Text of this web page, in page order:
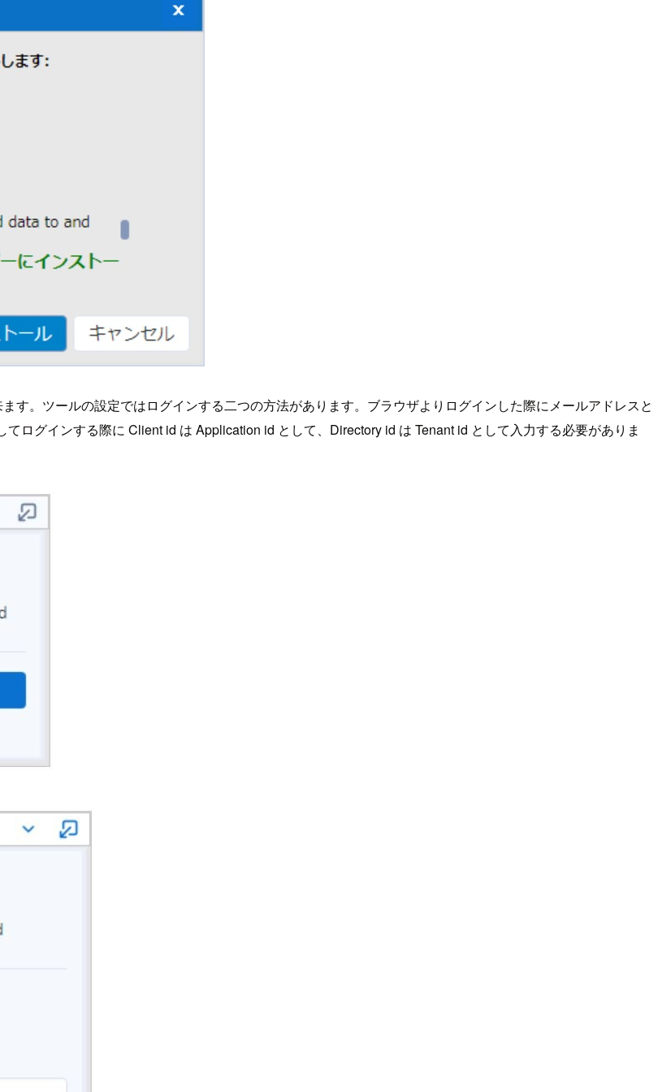
す。ツールの設定ではログインする二つの方法があります。ブラウザよりログインした際にメールアドレスと
ログインする際に Client id は Application id として、Directory id は Tenant id として入力する必要がありま